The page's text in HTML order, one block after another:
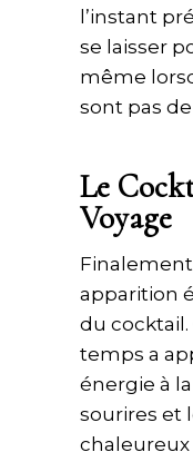
l’instant
se laisser
même
sont pas
Le
Voyage
apparition
du
temps a
énergie à
sourires et
chaleureux